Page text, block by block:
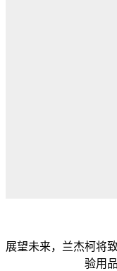
展望未来，兰杰柯将
验用